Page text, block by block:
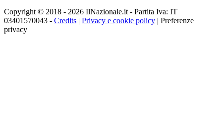
Copyright © 2018 - 2026 IlNazionale.it - Partita Iva: IT
03401570043 - Credits | Privacy e cookie policy | Preferenze
privacy